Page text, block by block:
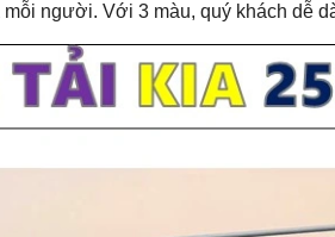
người. Với 3 màu, quý khách dễ